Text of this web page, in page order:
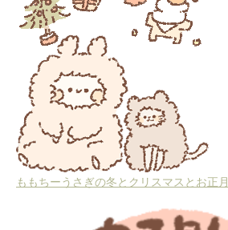
ももちーうさぎの冬とクリスマスとお正月